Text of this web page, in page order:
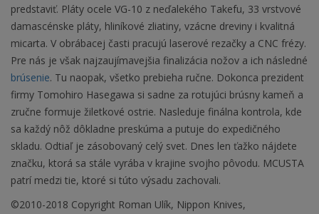
predstaviť. Pláty ocele VG-10 z neďalekého Takefu, 33 vrstvové
damascénske pláty, hliníkové zliatiny, vzácne dreviny i kvalitná
micarta. V obrábacej časti pracujú laserové rezačky a CNC frézy.
Pre nás je však najzaujímavejšia finalizácia nožov a ich následné
brúsenie. Tu naopak, všetko prebieha ručne. Dokonca prezident
firmy Tomohiro Hasegawa si sadne za rotujúci brúsny kameň a
zručne formuje žiletkové ostrie. Nasleduje finálna kontrola, kde
sa každý nôž dôkladne preskúma a putuje do expedičného
skladu. Odtiaľ je zásobovaný celý svet. Dnes len ťažko nájdete
značku, ktorá sa stále vyrába v krajine svojho pôvodu. MCUSTA
patrí medzi tie, ktoré si túto výsadu zachovali.
©2010-2018 Copyright Roman Ulík, Nippon Knives,